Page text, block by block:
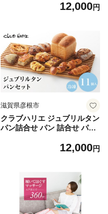
12,000円
滋賀県彦根市
クラブハリエ ジュブリルタン
パン詰合せ パン 詰合せ パン
惣菜パン 菓子パン 菓子ぱん
モーニング 朝ご飯 朝食 おや
つ 軽食 滋賀 彦根
12,000円